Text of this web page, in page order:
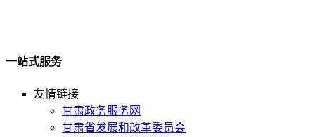
一站式服务
友情链接
甘肃政务服务网
甘肃省发展和改革委员会